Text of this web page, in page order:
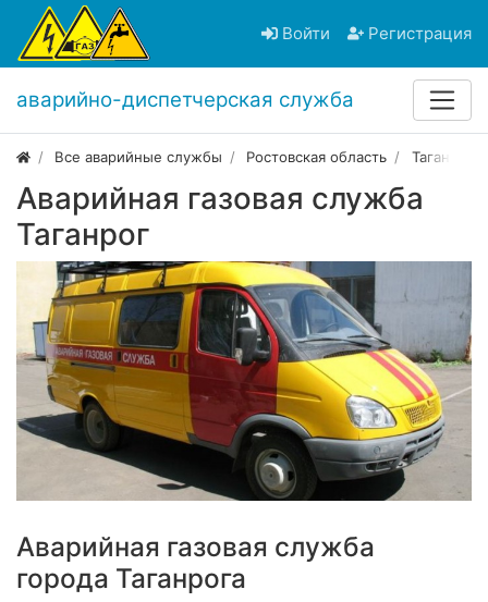
Войти Регистрация
аварийно-диспетчерская служба
Все аварийные службы Ростовская область Таганрог
Аварийная газовая служба
Таганрог
Аварийная газовая служба
города Таганрога